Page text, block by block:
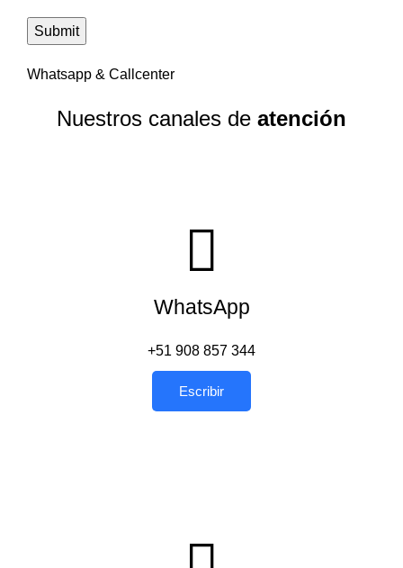
Whatsapp & Callcenter
Nuestros canales de atención
WhatsApp
+51 908 857 344
Escribir